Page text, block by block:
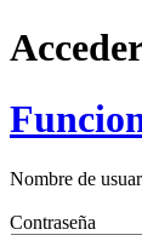
Nombre de
Contraseña